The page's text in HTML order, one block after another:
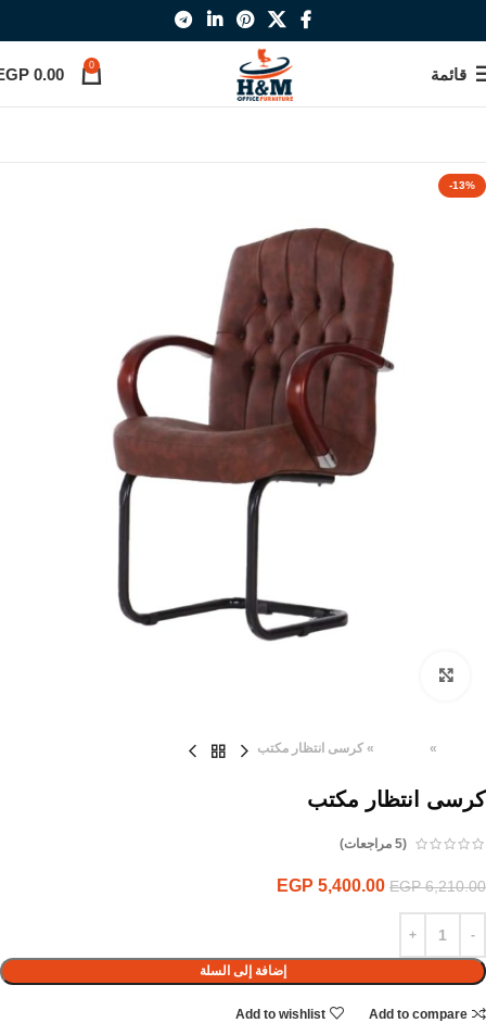
قائمة 0
0.00
-13%
»
» كرسى انتظار مكتب
كرسى انتظار مكتب
(
5 مراجعات)
EGP6,210.00
EGP 5,400.00
إضافة إلى السلة
Add to compare
Add to wishlist